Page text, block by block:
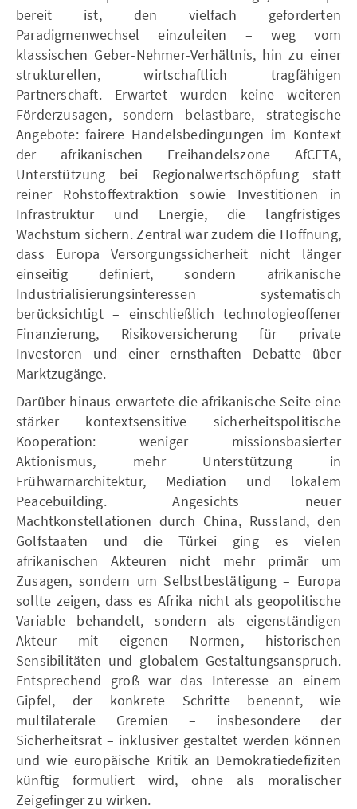
bereit ist, den vielfach geforderten
Paradigmenwechsel einzuleiten – weg vom
klassischen Geber-Nehmer-Verhältnis, hin zu einer
strukturellen, wirtschaftlich tragfähigen
Partnerschaft. Erwartet wurden keine weiteren
Förderzusagen, sondern belastbare, strategische
Angebote: fairere Handelsbedingungen im Kontext
der afrikanischen Freihandelszone AfCFTA,
Unterstützung bei Regionalwertschöpfung statt
reiner Rohstoffextraktion sowie Investitionen in
Infrastruktur und Energie, die langfristiges
Wachstum sichern. Zentral war zudem die Hoffnung,
dass Europa Versorgungssicherheit nicht länger
einseitig definiert, sondern afrikanische
Industrialisierungsinteressen systematisch
berücksichtigt – einschließlich technologieoffener
Finanzierung, Risikoversicherung für private
Investoren und einer ernsthaften Debatte über
Marktzugänge.
Darüber hinaus erwartete die afrikanische Seite eine
stärker kontextsensitive sicherheitspolitische
Kooperation: weniger missionsbasierter
Aktionismus, mehr Unterstützung in
Frühwarnarchitektur, Mediation und lokalem
Peacebuilding. Angesichts neuer
Machtkonstellationen durch China, Russland, den
Golfstaaten und die Türkei ging es vielen
afrikanischen Akteuren nicht mehr primär um
Zusagen, sondern um Selbstbestätigung – Europa
sollte zeigen, dass es Afrika nicht als geopolitische
Variable behandelt, sondern als eigenständigen
Akteur mit eigenen Normen, historischen
Sensibilitäten und globalem Gestaltungsanspruch.
Entsprechend groß war das Interesse an einem
Gipfel, der konkrete Schritte benennt, wie
multilaterale Gremien – insbesondere der
Sicherheitsrat – inklusiver gestaltet werden können
und wie europäische Kritik an Demokratiedefiziten
künftig formuliert wird, ohne als moralischer
Zeigefinger zu wirken.